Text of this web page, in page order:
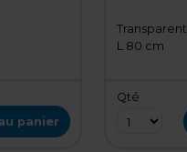
panier
Transparent
L 80 cm
Qté